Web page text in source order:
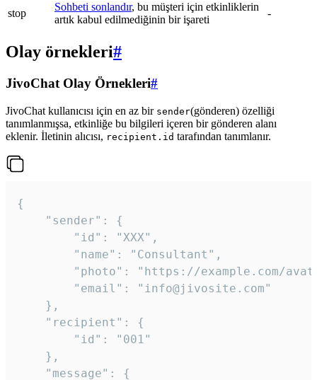
stop
Sohbeti sonlandır, bu müşteri için etkinliklerin
artık kabul edilmediğinin bir işareti
-
Olay örnekleri#
JivoChat Olay Örnekleri#
JivoChat kullanıcısı için en az bir sender(gönderen) özelliği
tanımlanmışsa, etkinliğe bu bilgileri içeren bir gönderen alanı
eklenir. İletinin alıcısı, recipient.id tarafından tanımlanır.
{